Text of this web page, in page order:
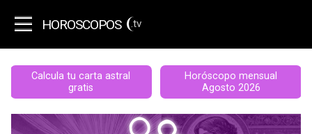
HOROSCOPOS .tv
Calcula tu carta astral
gratis
Horóscopo mensual
Agosto 2026